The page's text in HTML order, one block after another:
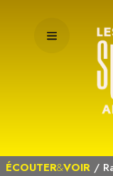
ÉCOUTER&VOIR /